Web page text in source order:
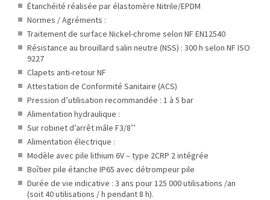
Étanchéité réalisée par élastomère Nitrile/EPDM
Normes / Agréments :
Traitement de surface Nickel-chrome selon NF EN12540
Résistance au brouillard salin neutre (NSS) : 300 h selon NF ISO
9227
Clapets anti-retour NF
Attestation de Conformité Sanitaire (ACS)
Pression d’utilisation recommandée : 1 à 5 bar
Alimentation hydraulique :
Sur robinet d’arrêt mâle F3/8’’
Alimentation électrique :
Modèle avec pile lithium 6V – type 2CRP 2 intégrée
Boîtier pile étanche IP65 avec détrompeur pile
Durée de vie indicative : 3 ans pour 125 000 utilisations /an
(soit 40 utilisations / h pendant 8 h).